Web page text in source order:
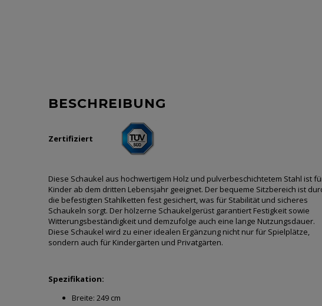
BESCHREIBUNG
Zertifiziert
Diese Schaukel aus hochwertigem Holz und pulverbeschichtetem Stahl ist
Kinder ab dem dritten Lebensjahr geeignet. Der bequeme Sitzbereich ist
die befestigten Stahlketten fest gesichert, was für Stabilität und sicheres
Schaukeln sorgt. Der hölzerne Schaukelgerüst garantiert Festigkeit sowie
Witterungsbeständigkeit und demzufolge auch eine lange Nutzungsdauer.
Diese Schaukel wird zu einer idealen Ergänzung nicht nur für Spielplätze,
sondern auch für Kindergärten und Privatgärten.
Spezifikation:
Breite: 249 cm